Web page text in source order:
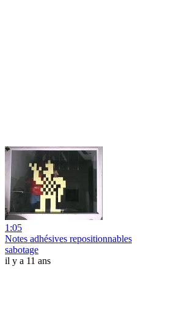
1:05
Notes adhésives repositionnables
sabotage
il y a 11 ans